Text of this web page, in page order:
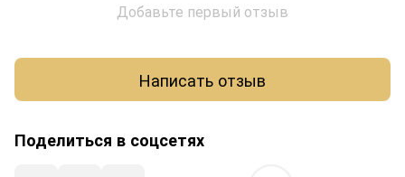
Добавьте первый отзыв
Написать отзыв
Поделиться в соцсетях